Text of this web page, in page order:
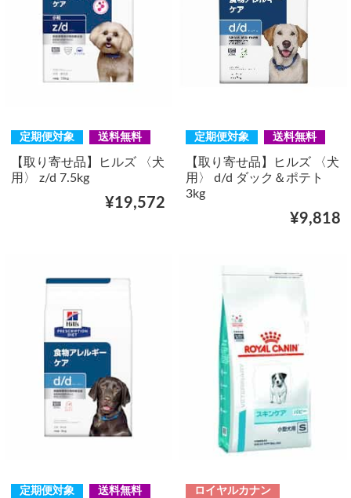
定期便対象 送料無料
【取り寄せ品】ヒルズ 〈犬
用〉 z/d 7.5kg
¥19,572
定期便対象 送料無料
【取り寄せ品】ヒルズ 〈犬
用〉 d/d ダック＆ポテト
3kg
¥9,818
定期便対象 送料無料
ロイヤルカナン